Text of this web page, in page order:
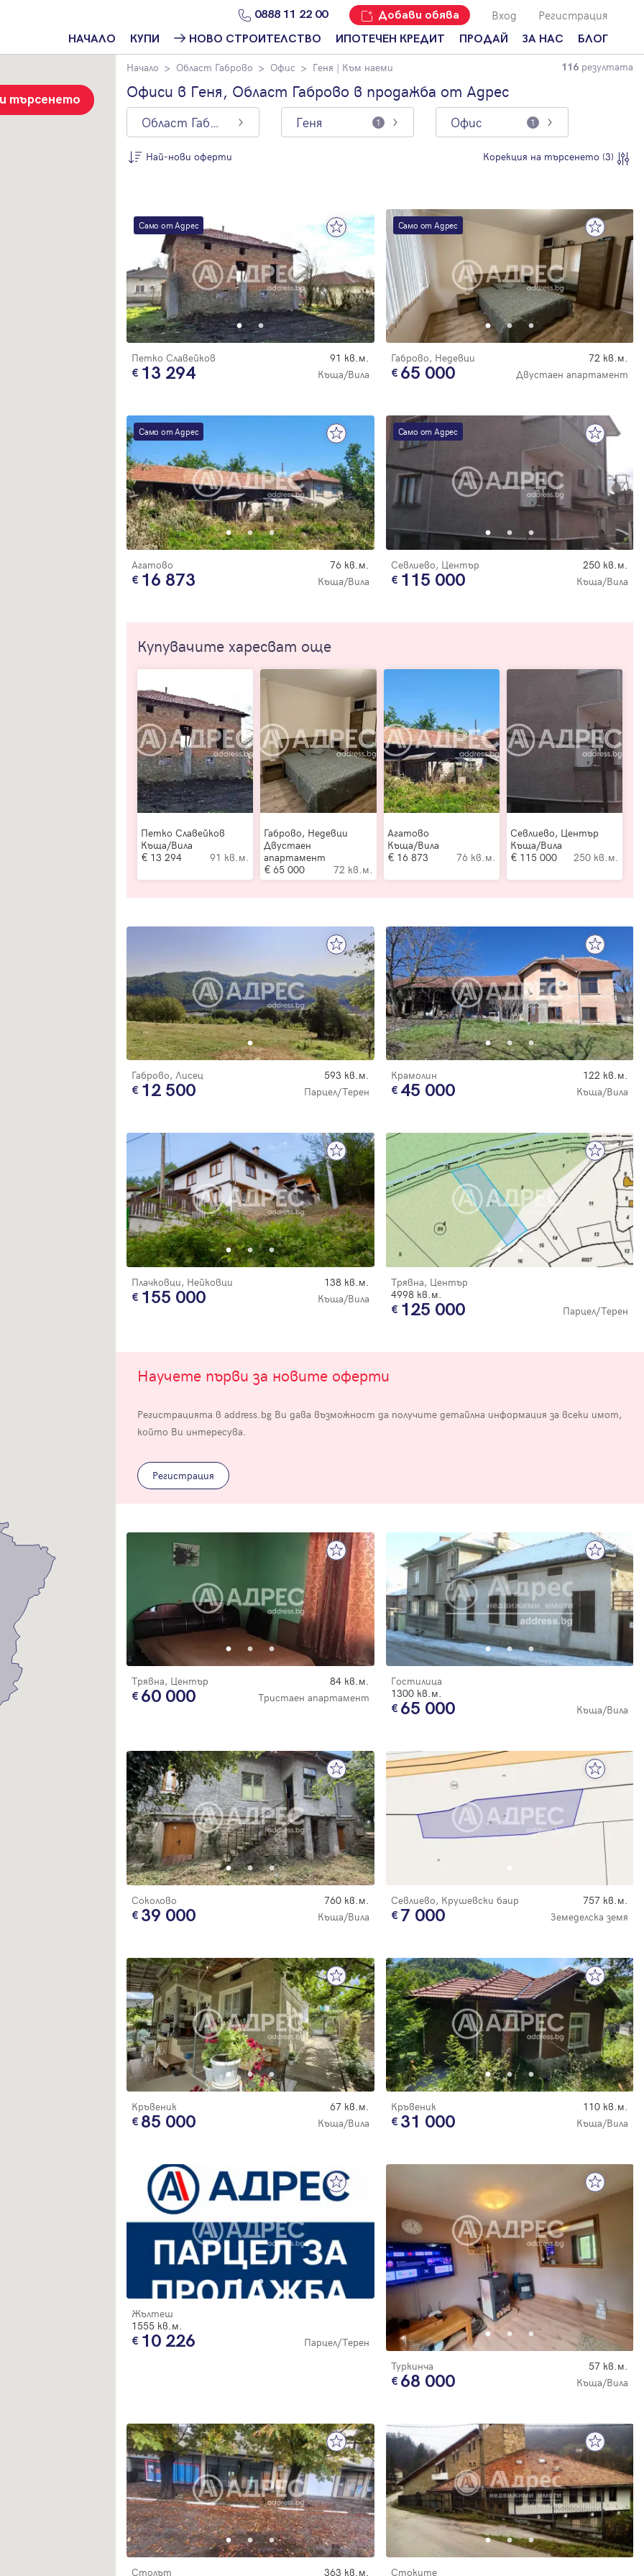
0888 11 22 00 Добави обява Вход Регистрация
НАЧАЛО КУПИ
Намери
Защо да купя
имот с
Адрес?
НОВО СТРОИТЕЛСТВО
Ново
София
Ново
строителство
Ново
строителство
Бургас
Проекти ново
строителство
ИПОТЕЧЕН КРЕДИТ ПРОДАЙ
Защо да
продам
имот с
ЗА НАС
Наши офиси
Кои сме ние?
Мениджмънт
Франчайз
Често
задавани
въпроси
БЛОГ
За продавачи
кредитиране
За
наематели
Анализ на
пазара
Новини
Начало Област Габрово Офис Геня | Към наеми 116 резултата
Офиси в Геня, Област Габрово в продажба от Адрес
търсенето
Област Габрово Геня 1 Офис 1
Най-нови оферти
оферти
Цена на кв.м.
С намалена
цена
Корекция на търсенето (3)
Само от Адрес
Петко Славейков 91 кв.м.
13 294 Къща/Вила
Само от Адрес
Габрово, Недевци 72 кв.м.
65 000 Двустаен апартамент
Само от Адрес
Агатово 76 кв.м.
16 873 Къща/Вила
Само от Адрес
Севлиево, Център 250 кв.м.
115 000 Къща/Вила
Купувачите харесват още
Петко Славейков
Къща/Вила
13 294
91 кв.м.
Габрово, Недевци
Двустаен
апартамент
65 000
72 кв.м.
Агатово
Къща/Вила
16 873
76 кв.м.
Севлиево, Център
Къща/Вила
115 000
250 кв.м.
Габрово, Лисец 593 кв.м.
12 500 Парцел/Терен
Крамолин 122 кв.м.
45 000 Къща/Вила
Плачковци, Нейковци 138 кв.м.
155 000 Къща/Вила
Трявна, Център
4998 кв.м.
125 000 Парцел/Терен
Научете първи за новите оферти
Регистрацията в address.bg Ви дава възможност да получите детайлна информация за всеки имот,
който Ви интересува.
Регистрация
Трявна, Център 84 кв.м.
60 000 Тристаен апартамент
Гостилица
1300 кв.м.
65 000 Къща/Вила
Соколово 760 кв.м.
39 000 Къща/Вила
Севлиево, Крушевски баир 757 кв.м.
7 000 Земеделска земя
Кръвеник 67 кв.м.
85 000 Къща/Вила
Кръвеник 110 кв.м.
31 000 Къща/Вила
Жълтеш
1555 кв.м.
10 226
Парцел/Терен
Туркинча
57 кв.м.
68 000 Къща/Вила
Столът 363 кв.м. Стоките
Благодарим ви! Проверете имейл адрес си, за да активирате
регистрацията.
Успех!
Благодарим ви! Очаквайте скоро да се свържем с вас!
Продължи с Google
или влезте с имейл
Имейл Парола
Забравена парола
Регистрация